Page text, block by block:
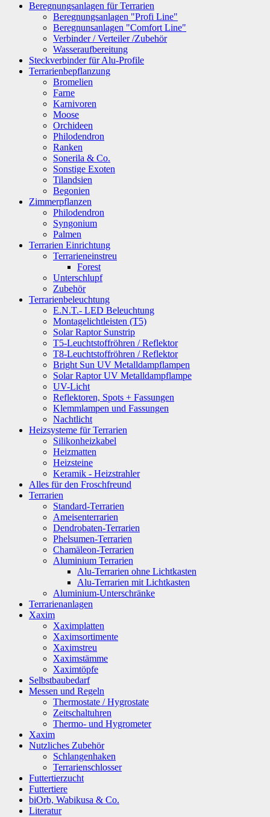
Beregnungsanlagen für Terrarien
Beregnungsanlagen "Profi Line"
Beregnunsanlagen "Comfort Line"
Verbinder / Verteiler /Zubehör
Wasseraufbereitung
Steckverbinder für Alu-Profile
Terrarienbepflanzung
Bromelien
Farne
Karnivoren
Moose
Orchideen
Philodendron
Ranken
Sonerila & Co.
Sonstige Exoten
Tilandsien
Begonien
Zimmerpflanzen
Philodendron
Syngonium
Palmen
Terrarien Einrichtung
Terrarieneinstreu
Forest
Unterschlupf
Zubehör
Terrarienbeleuchtung
E.N.T.- LED Beleuchtung
Montagelichtleisten (T5)
Solar Raptor Sunstrip
T5-Leuchtstoffröhren / Reflektor
T8-Leuchtstoffröhren / Reflektor
Bright Sun UV Metalldampflampen
Solar Raptor UV Metalldampflampe
UV-Licht
Reflektoren, Spots + Fassungen
Klemmlampen und Fassungen
Nachtlicht
Heizsysteme für Terrarien
Silikonheizkabel
Heizmatten
Heizsteine
Keramik - Heizstrahler
Alles für den Froschfreund
Terrarien
Standard-Terrarien
Ameisenterrarien
Dendrobaten-Terrarien
Phelsumen-Terrarien
Chamäleon-Terrarien
Aluminium Terrarien
Alu-Terrarien ohne Lichtkasten
Alu-Terrarien mit Lichtkasten
Aluminium-Unterschränke
Terrarienanlagen
Xaxim
Xaximplatten
Xaximsortimente
Xaximstreu
Xaximstämme
Xaximtöpfe
Selbstbaubedarf
Messen und Regeln
Thermostate / Hygrostate
Zeitschaltuhren
Thermo- und Hygrometer
Xaxim
Nutzliches Zubehör
Schlangenhaken
Terrarienschlosser
Futtertierzucht
Futtertiere
biOrb, Wabikusa & Co.
Literatur